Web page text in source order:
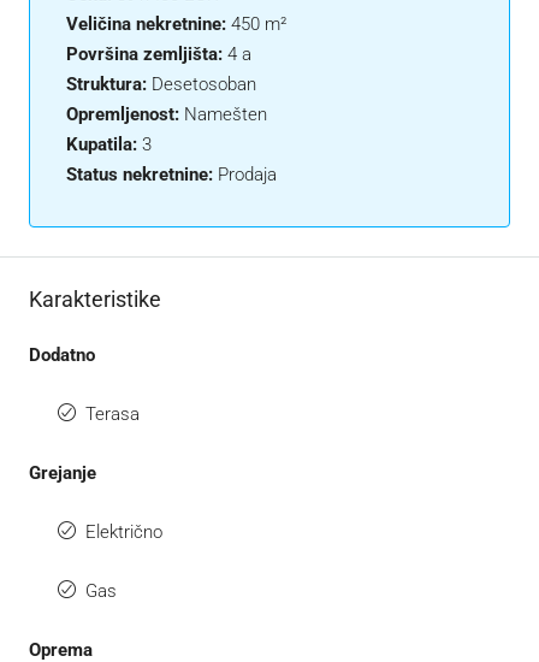
Veličina nekretnine: 450 m²
Površina zemljišta: 4 a
Struktura: Desetosoban
Opremljenost: Namešten
Kupatila: 3
Status nekretnine: Prodaja
Karakteristike
Dodatno
Terasa
Grejanje
Električno
Gas
Oprema